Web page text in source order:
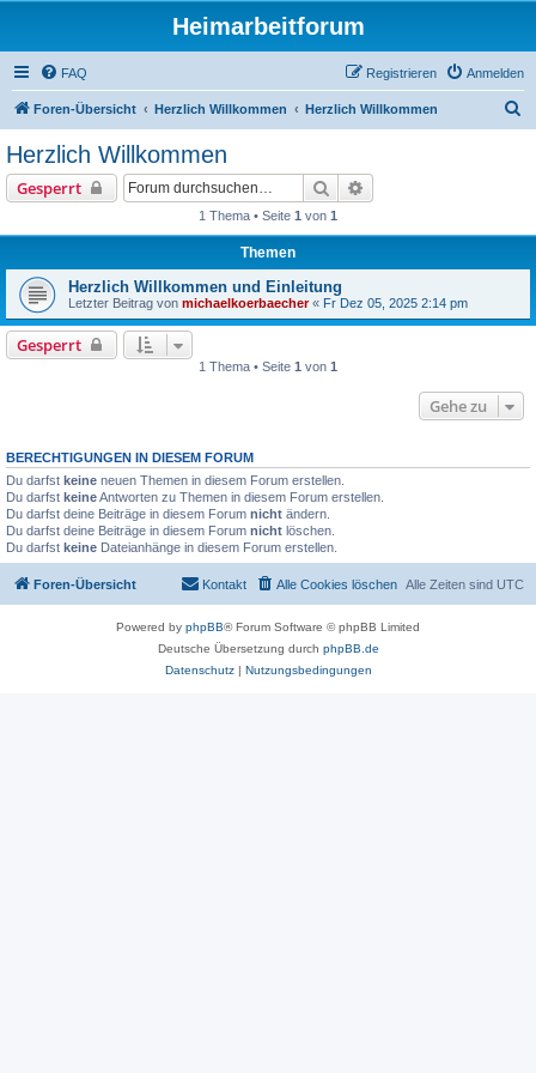
Heimarbeitforum
FAQ Anmelden
Registrieren
Foren-Übersicht Herzlich Willkommen Herzlich Willkommen
Herzlich Willkommen
Gesperrt Suche
1 Thema • Seite 1 von 1
Themen
Herzlich Willkommen und Einleitung
Letzter Beitrag von michaelkoerbaecher« Fr Dez 05, 2025 2:14 pm
Gesperrt
1 Thema • Seite 1 von 1
Gehe zu
BERECHTIGUNGEN IN DIESEM FORUM
Du darfst keine neuen Themen in diesem Forum erstellen.
Du darfst keineAntworten zu Themen in diesem Forum erstellen.
Du darfst deine Beiträge in diesem Forum nicht ändern.
Du darfst deine Beiträge in diesem Forum nicht löschen.
Du darfst keine Dateianhänge in diesem Forum erstellen.
Foren-Übersicht Alle Zeiten sind UTC
Alle Cookies löschen
Kontakt
Powered by phpBB® Forum Software © phpBB Limited
Deutsche Übersetzung durch phpBB.de
Datenschutz| Nutzungsbedingungen